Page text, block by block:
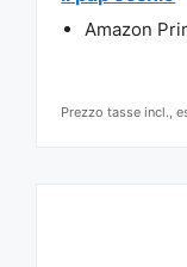
Amazon
Prezzo tasse incl.,